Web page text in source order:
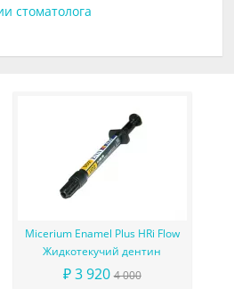
стоматолога
Micerium Enamel Plus HRi Flow
Жидкотекучий дентин
₽ 3 9204 000